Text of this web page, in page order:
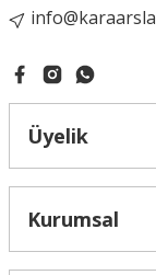
Üyelik
Kurumsal